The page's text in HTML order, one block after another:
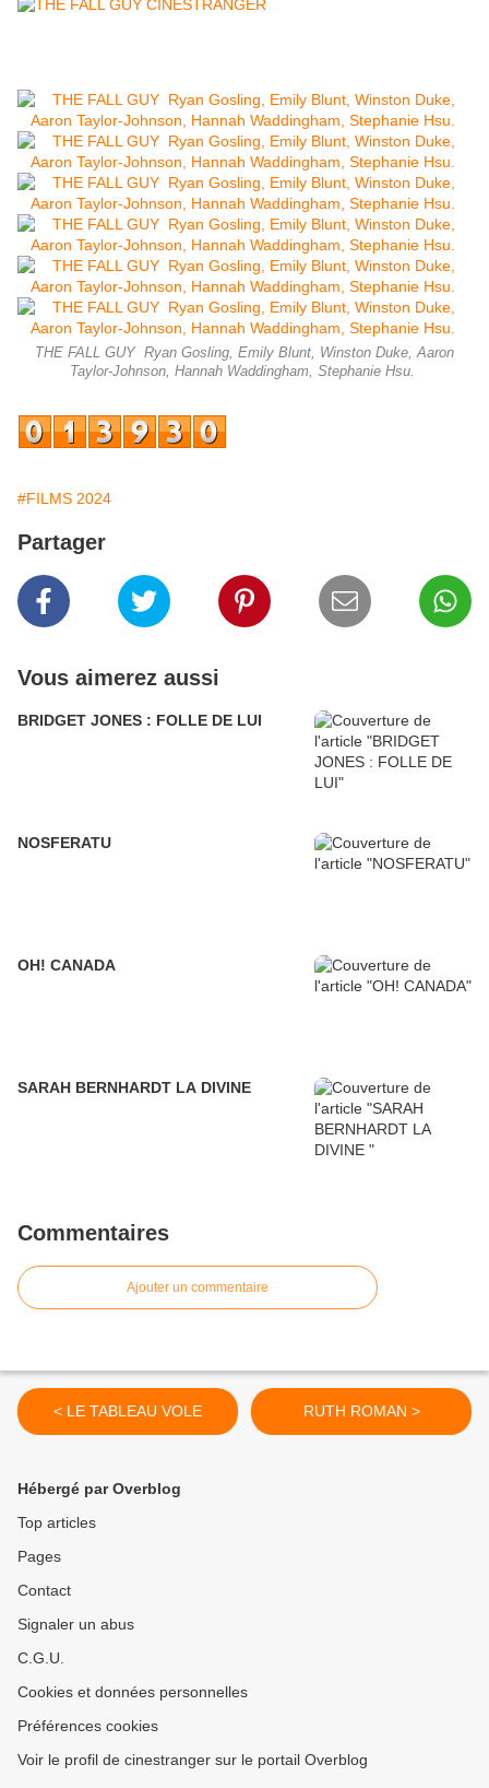
THE FALL GUY ​ Ryan Gosling, Emily Blunt, Winston Duke, Aaron
Taylor-Johnson, Hannah Waddingham, Stephanie Hsu. ​
#FILMS 2024
Partager
Vous aimerez aussi
BRIDGET JONES : FOLLE DE LUI
NOSFERATU
OH! CANADA
SARAH BERNHARDT LA DIVINE
Commentaires
Ajouter un commentaire
< LE TABLEAU VOLE RUTH ROMAN >
Hébergé par Overblog
Top articles
Pages
Contact
Signaler un abus
C.G.U.
Cookies et données personnelles
Préférences cookies
Voir le profil de cinestranger sur le portail Overblog